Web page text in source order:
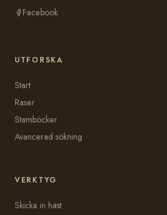
Facebook
UTFORSKA
Start
Raser
Stamböcker
Avancerad sökning
VERKTYG
Skicka in häst